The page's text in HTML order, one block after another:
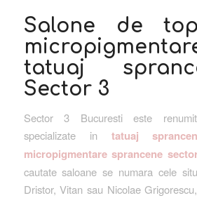
Salone de
tatuaj
Sector 3
Sector 3 Bucuresti este
specializate in tatuaj
micropigmentare sprancene
cautate saloane se numara cele
Dristor, Vitan sau Nicolae